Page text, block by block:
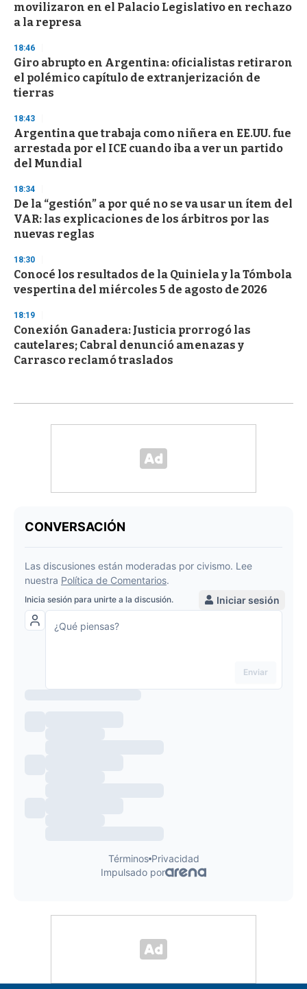
movilizaron en el Palacio Legislativo en rechazo
a la represa
18:46
Giro abrupto en Argentina: oficialistas retiraron
el polémico capítulo de extranjerización de
tierras
18:43
Argentina que trabaja como niñera en EE.UU. fue
arrestada por el ICE cuando iba a ver un partido
del Mundial
18:34
De la “gestión” a por qué no se va usar un ítem del
VAR: las explicaciones de los árbitros por las
nuevas reglas
18:30
Conocé los resultados de la Quiniela y la Tómbola
vespertina del miércoles 5 de agosto de 2026
18:19
Conexión Ganadera: Justicia prorrogó las
cautelares; Cabral denunció amenazas y
Carrasco reclamó traslados